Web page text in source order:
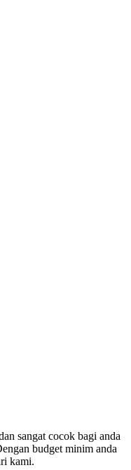
sangat cocok bagi anda
budget minim anda
kami.